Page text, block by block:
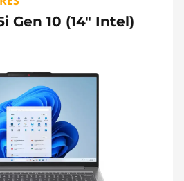
Gen 10 (14" Intel)